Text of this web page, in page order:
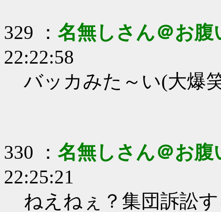
329 ： 名無しさん＠お腹
22:22:58
バッカみた～い(大爆
330 ： 名無しさん＠お腹
22:25:21
ねえねぇ？集団訴訟